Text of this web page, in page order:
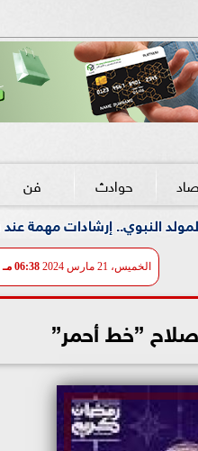
حوادث فن
مهمة عند شراء حلوى المولد
الخميس، 21 مارس 2024 06:38 مـ
صلاح ”خط أحمر”